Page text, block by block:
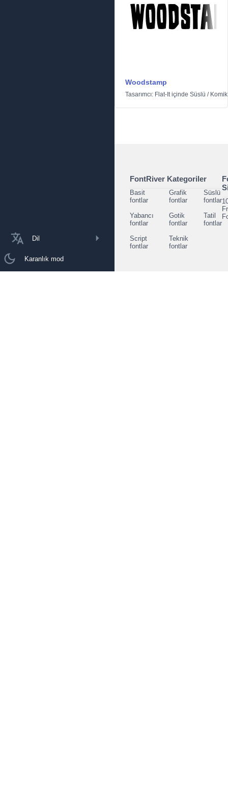
Dil
Karanlık mod
Woodstamp
Tasarımcı: Flat-Itiçinde Süslü / Komik
FontRiver Kategoriler
Basit
fontlar
Grafik
fontlar
Süslü
fontlar
Yabancı
fontlar
Gotik
fontlar
Tatil
fontlar
Script
fontlar
Teknik
fontlar